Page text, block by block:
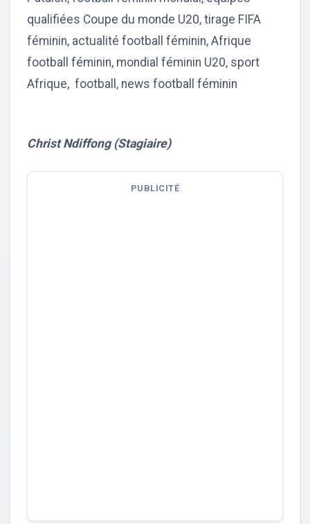
qualifiées Coupe du monde U20, tirage FIFA
féminin, actualité football féminin, Afrique
football féminin, mondial féminin U20, sport
Afrique, football, news football féminin
Christ Ndiffong (Stagiaire)
PUBLICITÉ